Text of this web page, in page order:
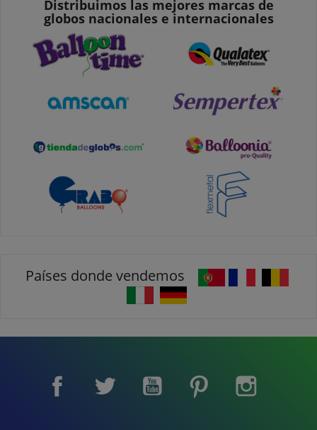
Distribuimos las mejores marcas de
globos nacionales e internacionales
Países donde vendemos
Facebook Twitter YouTube Pinterest